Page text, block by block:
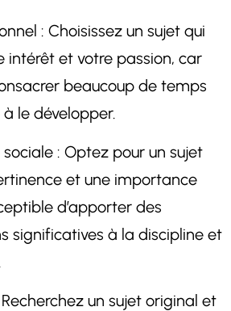
: Choisissez un sujet qui
intérêt et votre passion, car
beaucoup de temps
à le développer.
: Optez pour un sujet
et une importance
d’apporter des
significatives à la discipline et
un sujet original et